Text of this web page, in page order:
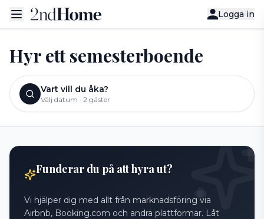
Logga in
Hyr ett semesterboende
Vart vill du åka?
Välj datum · 2 gäster
Funderar du på att hyra ut?
Vi hjälper dig med allt från marknadsföring via
Airbnb, Booking.com och andra plattformar. Låt